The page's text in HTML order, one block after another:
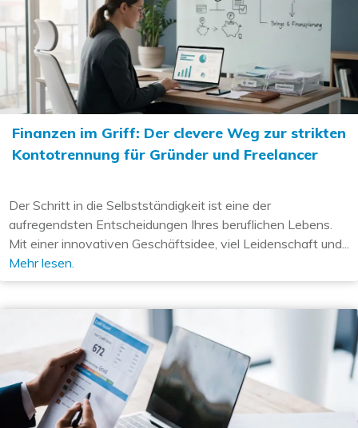
Finanzen im Griff: Der clevere Weg zur strikten
Kontotrennung für Gründer und Freelancer
Der Schritt in die Selbstständigkeit ist eine der
aufregendsten Entscheidungen Ihres beruflichen Lebens.
Mit einer innovativen Geschäftsidee, viel Leidenschaft und...
Mehr lesen.